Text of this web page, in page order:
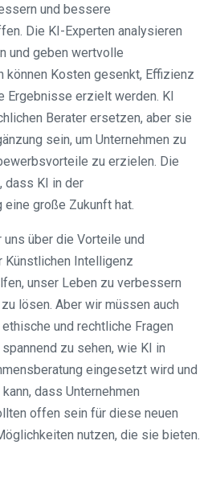
und bessere
Die KI-Experten analysieren
und geben wertvolle
können Kosten gesenkt, Effizienz
Ergebnisse erzielt werden. KI
Berater ersetzen, aber sie
sein, um Unternehmen zu
zu erzielen. Die
dass KI in der
große Zukunft hat.
über die Vorteile und
Künstlichen Intelligenz
unser Leben zu verbessern
lösen. Aber wir müssen auch
und rechtliche Fragen
zu sehen, wie KI in
eingesetzt wird und
dass Unternehmen
offen sein für diese neuen
nutzen, die sie bieten.